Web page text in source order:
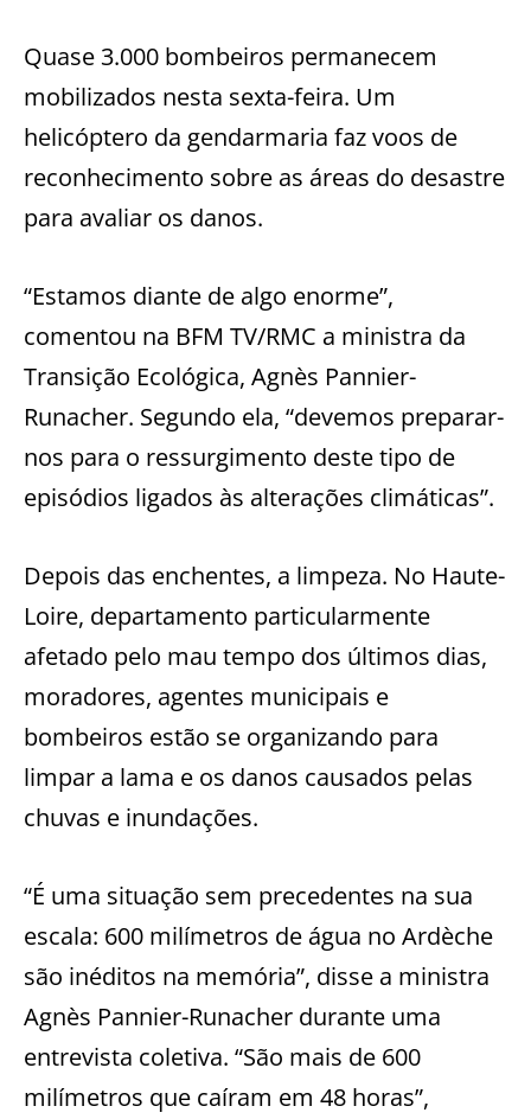
Quase 3.000 bombeiros permanecem
mobilizados nesta sexta-feira. Um
helicóptero da gendarmaria faz voos de
reconhecimento sobre as áreas do desastre
para avaliar os danos.
“Estamos diante de algo enorme”,
comentou na BFM TV/RMC a ministra da
Transição Ecológica, Agnès Pannier-
Runacher. Segundo ela, “devemos preparar-
nos para o ressurgimento deste tipo de
episódios ligados às alterações climáticas”.
Depois das enchentes, a limpeza. No Haute-
Loire, departamento particularmente
afetado pelo mau tempo dos últimos dias,
moradores, agentes municipais e
bombeiros estão se organizando para
limpar a lama e os danos causados ​​pelas
chuvas e inundações.
“É uma situação sem precedentes na sua
escala: 600 milímetros de água no Ardèche
são inéditos na memória”, disse a ministra
Agnès Pannier-Runacher durante uma
entrevista coletiva. “São mais de 600
milímetros que caíram em 48 horas”,